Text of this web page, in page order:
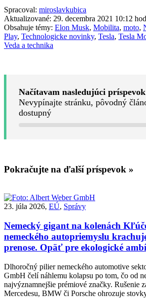
Spracoval: miroslavkubica
Aktualizované: 29. decembra 2021 10:12
Obsahuje témy: Elon Musk, Mobilita, moto,
Play, Technologicke novinky, Tesla, Tesla
Veda a technika
Načítavam nasledujúci príspevok
Nevypínajte stránku, pôvodný
dostupný
Pokračujte na ďalší príspevok »
23. júla 2026, EÚ, Správy
Nemecký gigant na kolenách
nemeckého autopriemyslu
prenose. Opäť pre ekologické
Dlhoročný pilier nemeckého automotive
GmbH čelí náhlemu kolapsu po tom, čo od
najvýznamnejšie prémiové značky. Rušenie
Mercedesu, BMW či Porsche ohrozuje